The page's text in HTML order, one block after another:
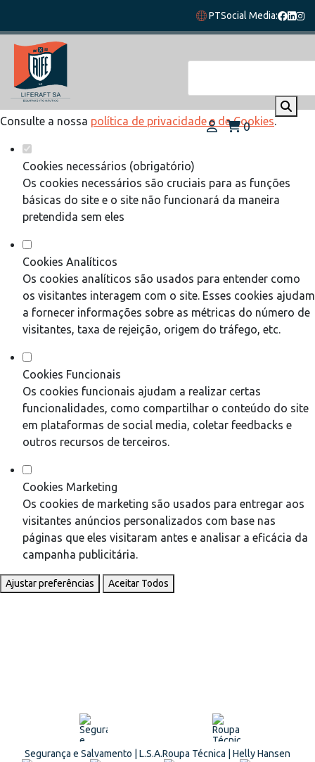
Defina as suas preferências de cookies
para este website.
Este website utiliza cookies estritamente necessários,
analíticos e funcionais, para lhe oferecer uma boa experiência
de navegação e acesso a todas as funcionalidades.
Consulte a nossa política de privacidade e de Cookies.
Cookies necessários (obrigatório)
Os cookies necessários são cruciais para as funções
básicas do site e o site não funcionará da maneira
pretendida sem eles
Cookies Analíticos
Os cookies analíticos são usados para entender como
os visitantes interagem com o site. Esses cookies ajudam
a fornecer informações sobre as métricas do número de
visitantes, taxa de rejeição, origem do tráfego, etc.
Cookies Funcionais
Os cookies funcionais ajudam a realizar certas
funcionalidades, como compartilhar o conteúdo do site
em plataformas de social media, coletar feedbacks e
outros recursos de terceiros.
Cookies Marketing
Os cookies de marketing são usados para entregar aos
visitantes anúncios personalizados com base nas
páginas que eles visitaram antes e analisar a eficácia da
campanha publicitária.
Ajustar preferências Aceitar Todos
PTSocial Media:
0
Segurança e Salvamento | L.S.A.Roupa Técnica | Helly Hansen